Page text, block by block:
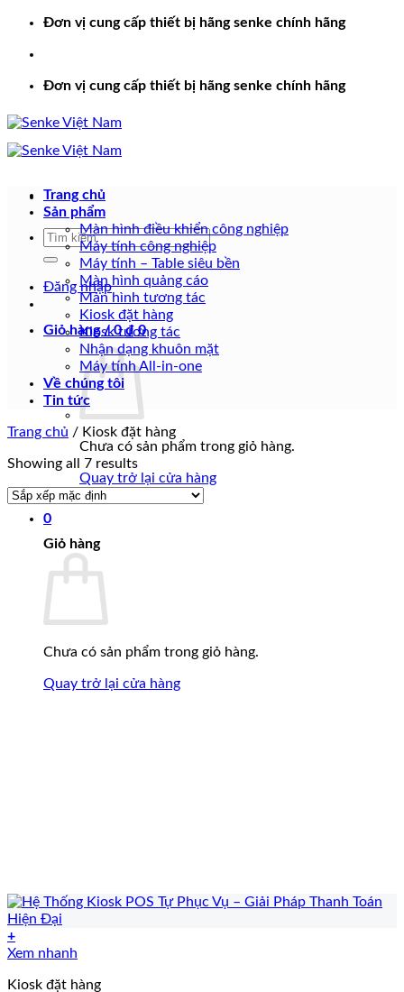
Đơn vị cung cấp thiết bị hãng senke chính hãng
Đơn vị cung cấp thiết bị hãng senke chính hãng
Tìm
kiếm:
Đăng nhập
Giỏ hàng /0₫ 0
Chưa có sản phẩm trong giỏ hàng.
Quay trở lại cửa hàng
0
Giỏ hàng
Chưa có sản phẩm trong giỏ hàng.
Quay trở lại cửa hàng
Trang chủ
Sản phẩm
Màn hình điều khiển công nghiệp
Máy tính công nghiệp
Máy tính – Table siêu bền
Màn hình quảng cáo
Màn hình tương tác
Kiosk đặt hàng
Kiosk tương tác
Nhận dạng khuôn mặt
Máy tính All-in-one
Về chúng tôi
Tin tức
Trang chủ / Kiosk đặt hàng
Showing all 7 results
+
Xem nhanh
Kiosk đặt hàng